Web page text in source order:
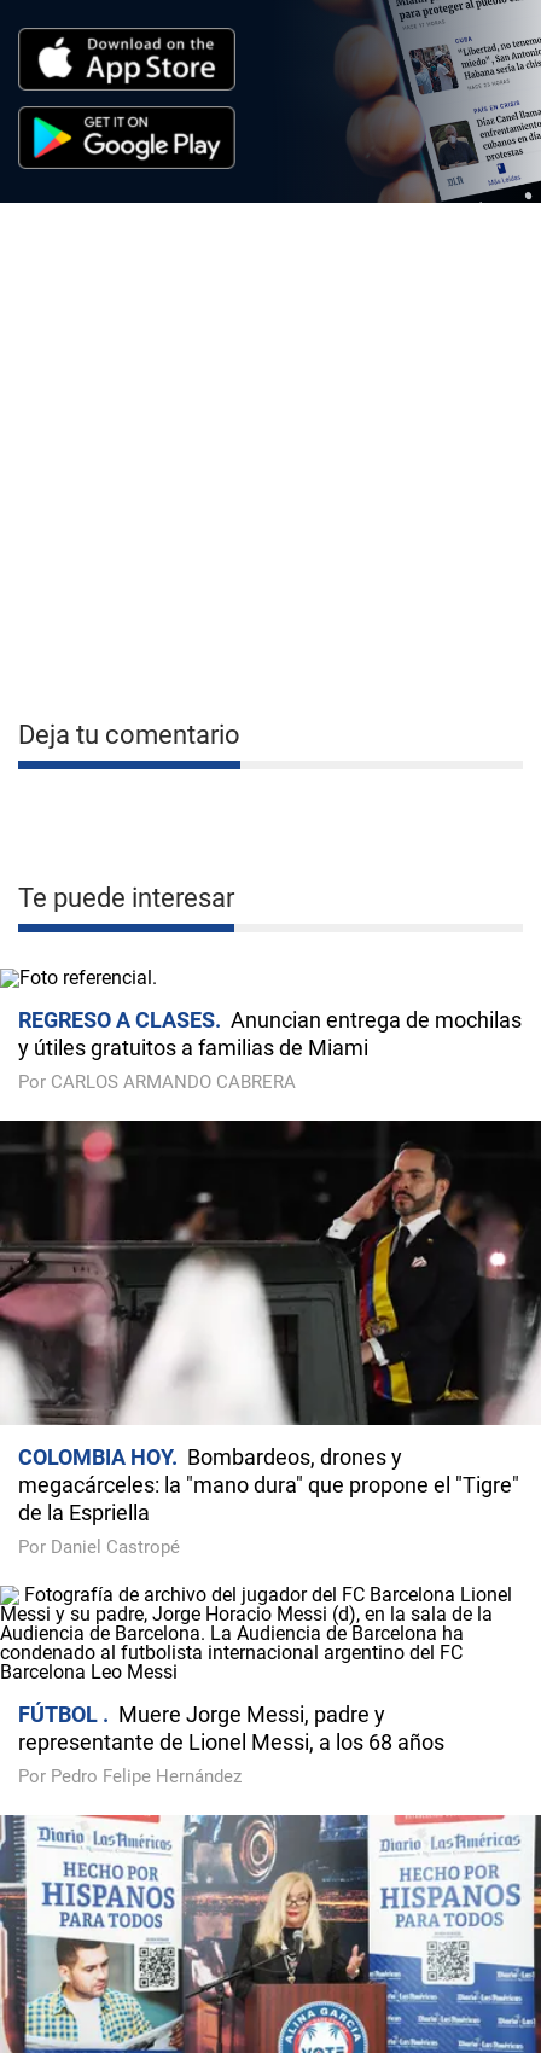
Deja tu comentario
Te puede interesar
REGRESO A CLASES
Anuncian entrega de mochilas
y útiles gratuitos a familias de Miami
Por CARLOS ARMANDO CABRERA
COLOMBIA HOY
Bombardeos, drones y
megacárceles: la "mano dura" que propone el "Tigre"
de la Espriella
Por Daniel Castropé
FÚTBOL
Muere Jorge Messi, padre y
representante de Lionel Messi, a los 68 años
Por Pedro Felipe Hernández